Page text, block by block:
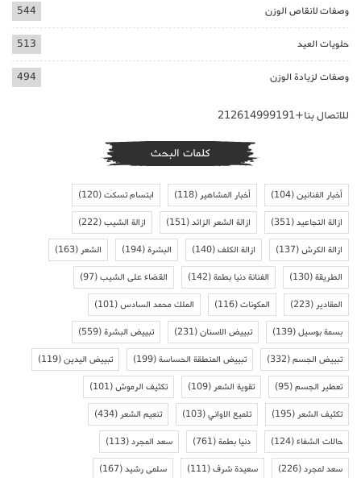
وصفات لانقاص الوزن 544
حلويات العيد 513
وصفات لزيادة الوزن 494
للاتصال بنا+212614999191
كلمات البحث
أخبار الفنانين(104) أخبار المشاهير(118) ابتسام تسكت(120)
ازالة التجاعيد(351) ازالة الشعر الزائد(151) ازالة الشيب(222)
ازالة الكرش(137) ازالة الكلف(140) البشرة(194) الشعر(163)
الطريقة(130) الفنانة دنيا بطمة(142) القضاء على الشيب(97)
المقادير(223) المكونات(116) الملك محمد السادس(101)
بسمة بوسيل(139) تبييض الاسنان(231) تبييض البشرة(559)
تبييض الجسم(332) تبييض المنطقة الحساسة(199) تبييض اليدين(119)
تعطير الجسم(95) تقوية الشعر(109) تكثيف الرموش(101)
تكثيف الشعر(195) تلميع الاواني(103) تنعيم الشعر(434)
حالات الشفاء(124) دنيا بطمة(761) سعد المجرد(113)
سعد لمجرد(226) سعيدة شرف(111) سلمى رشيد(167)